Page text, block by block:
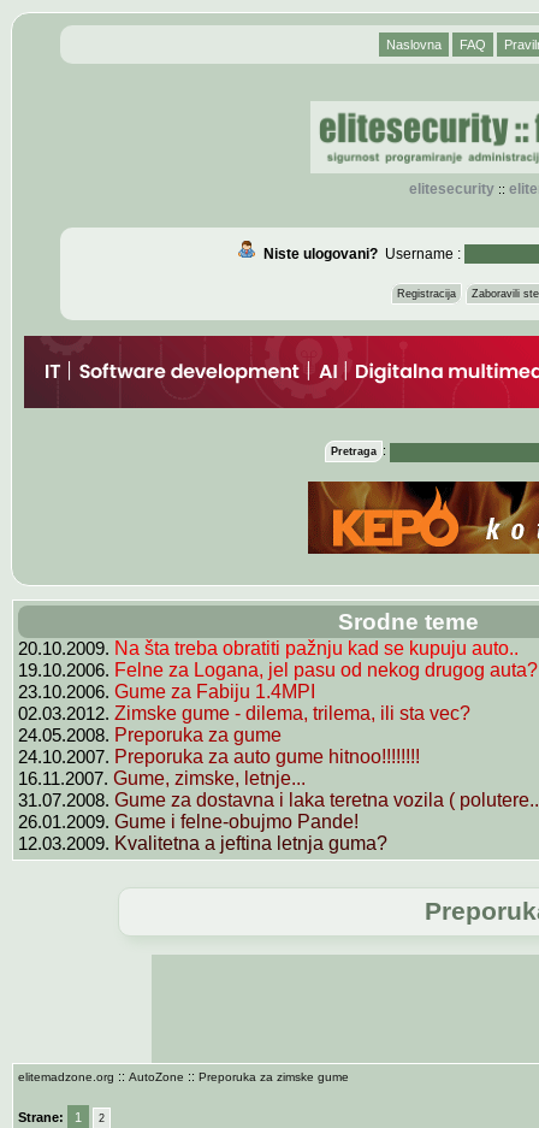
Naslovna FAQ
elitesecurity::
Niste ulogovani?Username :
Registracija Zaboravili
Pretraga :
Srodne teme
20.10.2009. Na šta treba obratiti pažnju kad se kupuju auto..
19.10.2006. Felne za Logana, jel pasu od nekog drugog auta?
23.10.2006. Gume za Fabiju 1.4MPI
02.03.2012. Zimske gume - dilema, trilema, ili sta vec?
24.05.2008. Preporuka za gume
24.10.2007. Preporuka za auto gume hitnoo!!!!!!!!
16.11.2007. Gume, zimske, letnje...
31.07.2008. Gume za dostavna i laka teretna vozila ( polutere..
26.01.2009. Gume i felne-obujmo Pande!
12.03.2009. Kvalitetna a jeftina letnja guma?
elitemadzone.org :: AutoZone :: Preporuka za zimske gume
Strane: 1 2